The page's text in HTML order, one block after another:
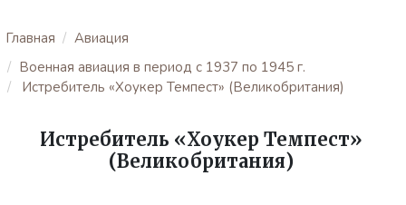
Главная
Авиация
Военная авиация в период с 1937 по 1945 г.
Истребитель «Хоукер Темпест» (Великобритания)
Истребитель «Хоукер Темпест»
(Великобритания)